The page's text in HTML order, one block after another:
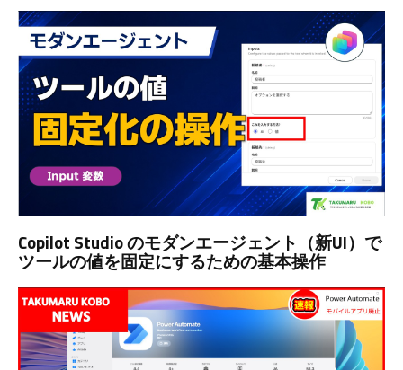
Copilot Studio のモダンエージェント（新UI）で
ツールの値を固定にするための基本操作